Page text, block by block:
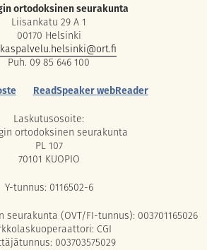
ortodoksinen seurakunta
Liisankatu 29 A 1
00170 Helsinki
Puh. 09 85 646 100
ReadSpeaker webReader
Laskutusosoite:
ortodoksinen seurakunta
PL 107
70101 KUOPIO
Y-tunnus: 0116502-6
(OVT/FI-tunnus): 003701165026
CGI
003703575029